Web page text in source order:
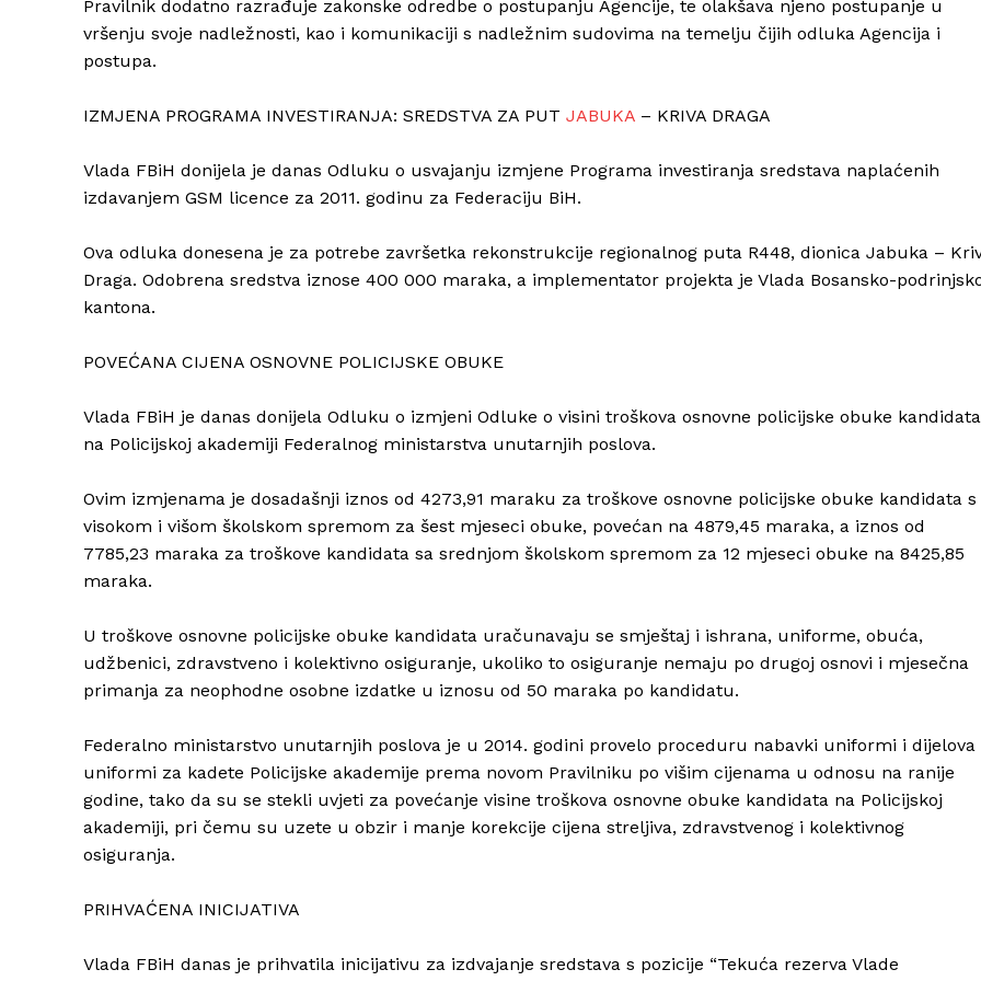
Pravilnik dodatno razrađuje zakonske odredbe o postupanju Agencije, te olakšava njeno postupanje u
vršenju svoje nadležnosti, kao i komunikaciji s nadležnim sudovima na temelju čijih odluka Agencija i
postupa.
IZMJENA PROGRAMA INVESTIRANJA: SREDSTVA ZA PUT JABUKA – KRIVA DRAGA
Vlada FBiH donijela je danas Odluku o usvajanju izmjene Programa investiranja sredstava naplaćenih
izdavanjem GSM licence za 2011. godinu za Federaciju BiH.
Ova odluka donesena je za potrebe završetka rekonstrukcije regionalnog puta R448, dionica Jabuka –
Draga. Odobrena sredstva iznose 400 000 maraka, a implementator projekta je Vlada Bosansko-
kantona.
POVEĆANA CIJENA OSNOVNE POLICIJSKE OBUKE
Vlada FBiH je danas donijela Odluku o izmjeni Odluke o visini troškova osnovne policijske obuke kandidata
na Policijskoj akademiji Federalnog ministarstva unutarnjih poslova.
Ovim izmjenama je dosadašnji iznos od 4273,91 maraku za troškove osnovne policijske obuke kandidata s
visokom i višom školskom spremom za šest mjeseci obuke, povećan na 4879,45 maraka, a iznos od
7785,23 maraka za troškove kandidata sa srednjom školskom spremom za 12 mjeseci obuke na 8425,85
maraka.
U troškove osnovne policijske obuke kandidata uračunavaju se smještaj i ishrana, uniforme, obuća,
udžbenici, zdravstveno i kolektivno osiguranje, ukoliko to osiguranje nemaju po drugoj osnovi i mjesečna
primanja za neophodne osobne izdatke u iznosu od 50 maraka po kandidatu.
Federalno ministarstvo unutarnjih poslova je u 2014. godini provelo proceduru nabavki uniformi i dijelova
uniformi za kadete Policijske akademije prema novom Pravilniku po višim cijenama u odnosu na ranije
godine, tako da su se stekli uvjeti za povećanje visine troškova osnovne obuke kandidata na Policijskoj
akademiji, pri čemu su uzete u obzir i manje korekcije cijena streljiva, zdravstvenog i kolektivnog
osiguranja.
PRIHVAĆENA INICIJATIVA
Vlada FBiH danas je prihvatila inicijativu za izdvajanje sredstava s pozicije “Tekuća rezerva Vlade